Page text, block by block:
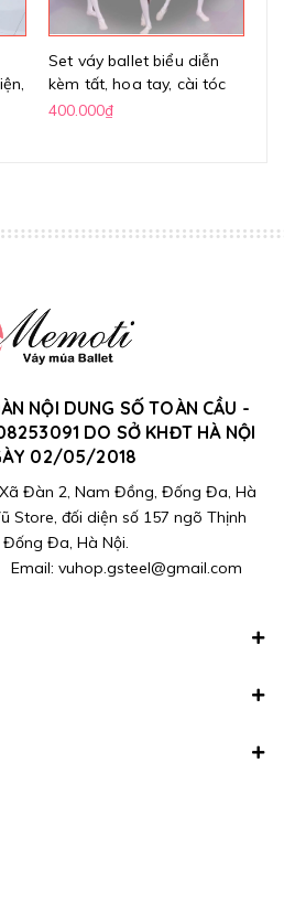
Set váy ballet biểu diễn
kèm tất, hoa tay, cài tóc
400.000₫
NỘI DUNG SỐ TOÀN CẦU -
DO SỞ KHĐT HÀ NỘI
02/05/2018
Đàn 2, Nam Đồng, Đống Đa, Hà
Store, đối diện số 157 ngõ Thịnh
Đống Đa, Hà Nội.
Email: vuhop.gsteel@gmail.com